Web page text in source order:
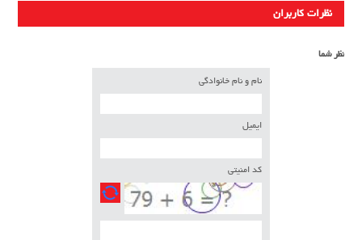
نظرات کاربران
نظر شما
نام و نام خانوادگی
ایمیل
کد امنیتی